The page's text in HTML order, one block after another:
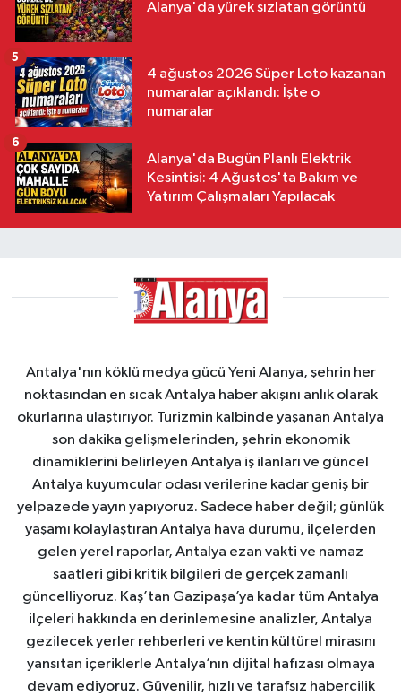
Alanya'da yürek sızlatan görüntü
4 ağustos 2026 Süper Loto kazanan
numaralar açıklandı: İşte o
numaralar
5
Alanya'da Bugün Planlı Elektrik
Kesintisi: 4 Ağustos'ta Bakım ve
Yatırım Çalışmaları Yapılacak
6
Antalya'nın köklü medya gücü Yeni Alanya, şehrin her
noktasından en sıcak Antalya haber akışını anlık olarak
okurlarına ulaştırıyor. Turizmin kalbinde yaşanan Antalya
son dakika gelişmelerinden, şehrin ekonomik
dinamiklerini belirleyen Antalya iş ilanları ve güncel
Antalya kuyumcular odası verilerine kadar geniş bir
yelpazede yayın yapıyoruz. Sadece haber değil; günlük
yaşamı kolaylaştıran Antalya hava durumu, ilçelerden
gelen yerel raporlar, Antalya ezan vakti ve namaz
saatleri gibi kritik bilgileri de gerçek zamanlı
güncelliyoruz. Kaş’tan Gazipaşa’ya kadar tüm Antalya
ilçeleri hakkında en derinlemesine analizler, Antalya
gezilecek yerler rehberleri ve kentin kültürel mirasını
yansıtan içeriklerle Antalya’nın dijital hafızası olmaya
devam ediyoruz. Güvenilir, hızlı ve tarafsız habercilik